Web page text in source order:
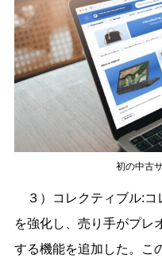
初の中古
３）コレクティブル:コ
を強化し、売り手がプレ
する機能を追加した。こ